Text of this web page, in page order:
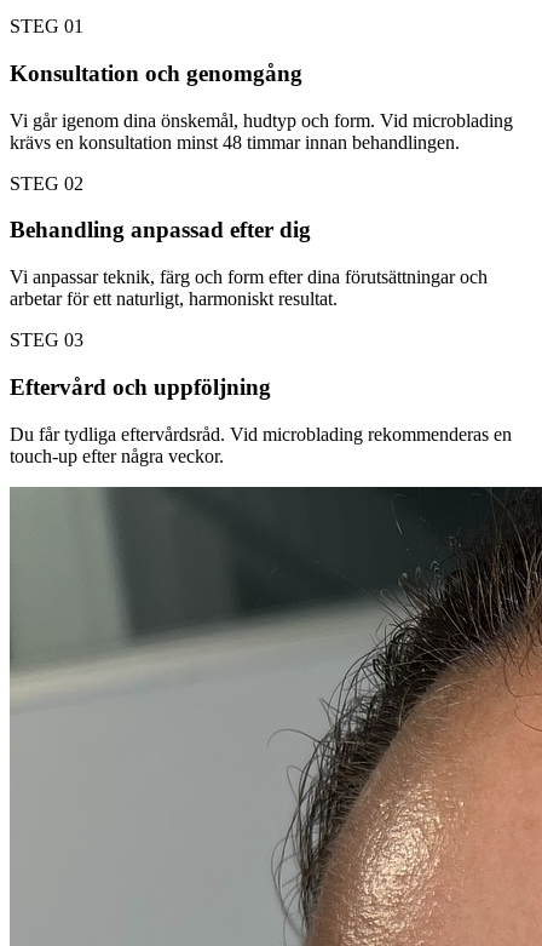
STEG 01
Konsultation och genomgång
Vi går igenom dina önskemål, hudtyp och form. Vid microblading
krävs en konsultation minst 48 timmar innan behandlingen.
STEG 02
Behandling anpassad efter dig
Vi anpassar teknik, färg och form efter dina förutsättningar och
arbetar för ett naturligt, harmoniskt resultat.
STEG 03
Eftervård och uppföljning
Du får tydliga eftervårdsråd. Vid microblading rekommenderas en
touch-up efter några veckor.